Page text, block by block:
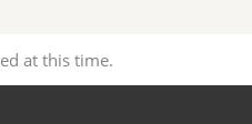
at this time.